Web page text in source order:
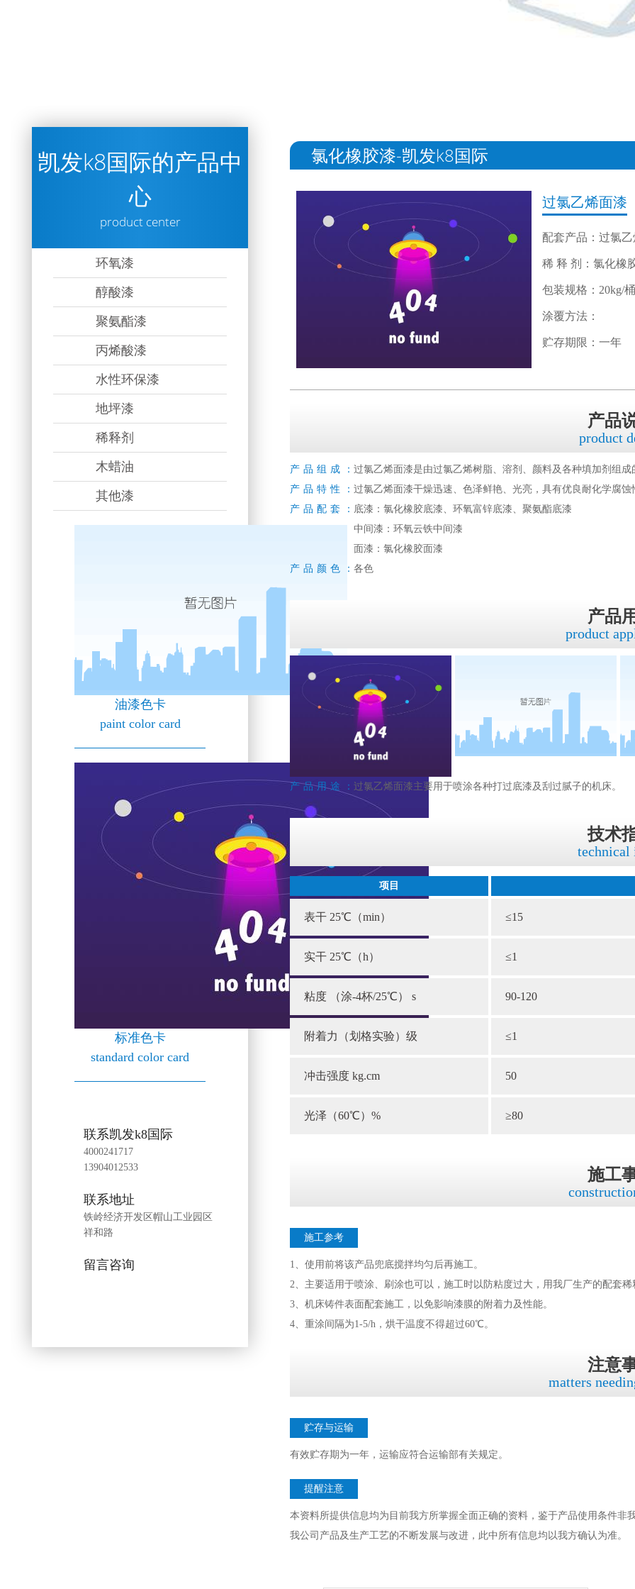
氯化橡胶漆-凯发k8国际
过氯乙烯面漆
配套产品：过氯
稀 释 剂：氯化橡
包装规格：20kg/桶
涂覆方法：
贮存期限：一年
产品
product
产品组成：过氯乙烯面漆是由过氯乙烯树脂、溶剂、颜料及各种填加剂组成
产品特性：过氯乙烯面漆干燥迅速、色泽鲜艳、光亮，具有优良耐化学腐蚀
产品配套： 底漆：氯化橡胶底漆、环氧富锌底漆、聚氨酯底漆
中间漆：环氧云铁中间漆
面漆：氯化橡胶面漆
产品颜色：各色
产品
product
产品用途： 过氯乙烯面漆主要用于喷涂各种打过底漆及刮过腻子的机床。
技术
technical
项目
表干 25℃（min） ≤15
实干 25℃（h） ≤1
粘度 （涂-4杯/25℃） s 90-120
附着力（划格实验）级 ≤1
冲击强度 kg.cm 50
光泽（60℃）% ≥80
施工
施工参考
1、使用前将该产品兜底搅拌均匀后再施工。
2、主要适用于喷涂、刷涂也可以，施工时以防粘度过大，用我厂生产的配套稀
3、机床铸件表面配套施工，以免影响漆膜的附着力及性能。
4、重涂间隔为1-5/h，烘干温度不得超过60℃。
注意
matters
贮存与运输
有效贮存期为一年，运输应符合运输部有关规定。
提醒注意
本资料所提供信息均为目前我方所掌握全面正确的资料，鉴于产品使用条件
我公司产品及生产工艺的不断发展与改进，此中所有信息均以我方确认为准。
凯发k8国际的产品中
心
product center
环氧漆
醇酸漆
聚氨酯漆
丙烯酸漆
水性环保漆
地坪漆
稀释剂
木蜡油
其他漆
油漆色卡
paint color card
标准色卡
standard color card
联系凯发k8国际
4000241717
13904012533
联系地址
铁岭经济开发区帽山工业园区
祥和路
留言咨询